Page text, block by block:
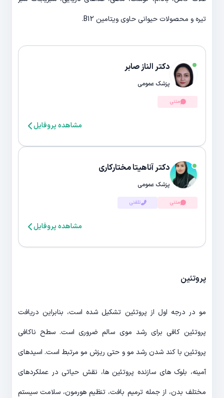
تیره و محصولات حیوانی حاوی ویتامین B12.
دکتر الناز صابر
پزشک عمومی
متنی
مشاهده پروفایل
دکتر آناهیتا مختارکاری
پزشک عمومی
متنی تلفنی
مشاهده پروفایل
پروتئین
مو در درجه اول از پروتئین تشکیل شده است، بنابراین دریافت
پروتئین کافی برای رشد موی سالم ضروری است. سطح ناکافی
پروتئین با کند شدن رشد مو و حتی ریزش مو مرتبط است. اسیدهای
آمینه، بلوک های سازنده پروتئین ها، نقش حیاتی در عملکردهای
مختلف بدن، از جمله ترمیم بافت، تنظیم هورمون، سلامت سیستم